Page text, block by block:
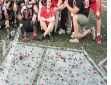
- Lando Norris consigue
saltos 2026 (París,